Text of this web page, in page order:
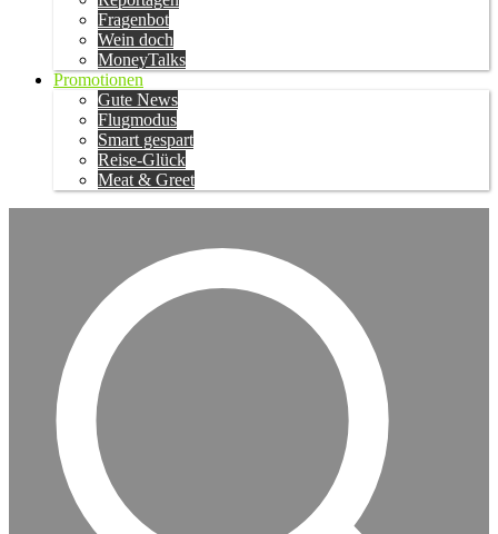
Fragenbot
Wein doch
MoneyTalks
Promotionen
Gute News
Flugmodus
Smart gespart
Reise-Glück
Meat & Greet